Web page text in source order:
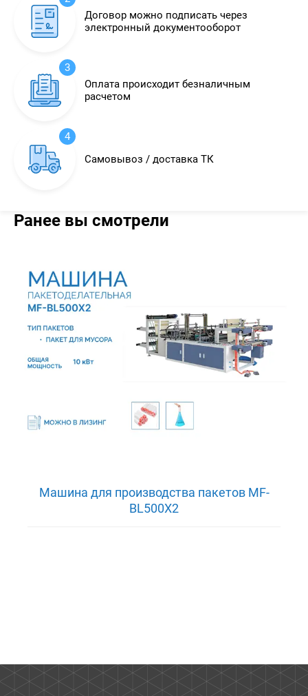
Договор можно подписать через
электронный документооборот
3
Оплата происходит безналичным
расчетом
4
Самовывоз / доставка ТК
Ранее вы смотрели
Машина для производства пакетов MF-
BL500X2